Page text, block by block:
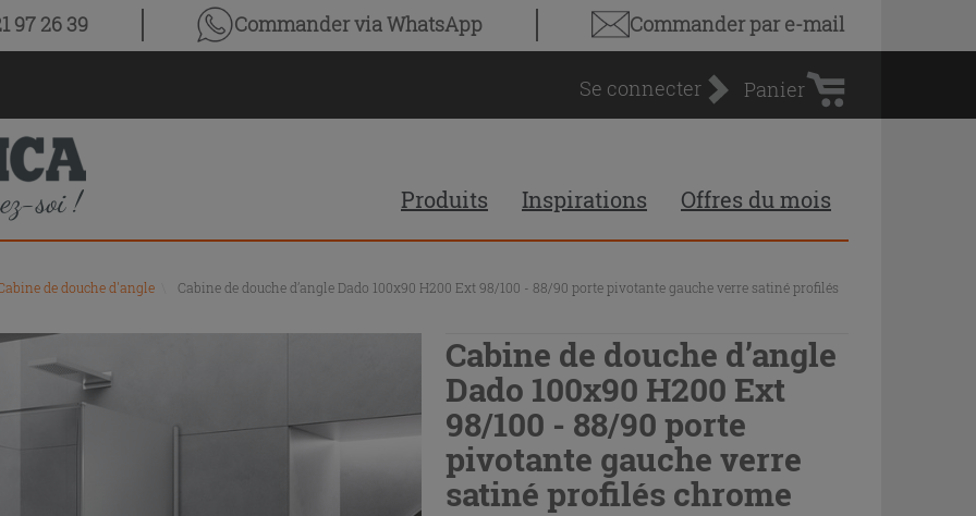
97 26 39 Commander via WhatsApp Commander par e-mail
Se connecter
d'achat
Panier
Produits Inspirations Offres du mois
de douche d'angle
Cabine de douche d’angle Dado 100x90 H200 Ext 98/100 - 88/90 porte pivotante gauche verre satiné profilés
Cabine de douche d’angle
Dado 100x90 H200 Ext
98/100 - 88/90 porte
pivotante gauche verre
satiné profilés chrome